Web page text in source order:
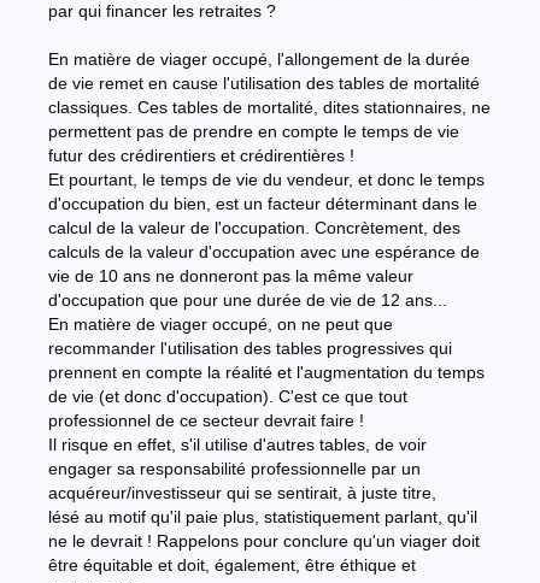
par qui financer les retraites ?
En matière de viager occupé, l'allongement de la durée
de vie remet en cause l'utilisation des tables de mortalité
classiques. Ces tables de mortalité, dites stationnaires, ne
permettent pas de prendre en compte le temps de vie
futur des crédirentiers et crédirentières !
Et pourtant, le temps de vie du vendeur, et donc le temps
d'occupation du bien, est un facteur déterminant dans le
calcul de la valeur de l'occupation. Concrètement, des
calculs de la valeur d'occupation avec une espérance de
vie de 10 ans ne donneront pas la même valeur
d'occupation que pour une durée de vie de 12 ans...
En matière de viager occupé, on ne peut que
recommander l'utilisation des tables progressives qui
prennent en compte la réalité et l'augmentation du temps
de vie (et donc d'occupation). C'est ce que tout
professionnel de ce secteur devrait faire !
Il risque en effet, s'il utilise d'autres tables, de voir
engager sa responsabilité professionnelle par un
acquéreur/investisseur qui se sentirait, à juste titre,
lésé au motif qu'il paie plus, statistiquement parlant, qu'il
ne le devrait ! Rappelons pour conclure qu'un viager doit
être équitable et doit, également, être éthique et